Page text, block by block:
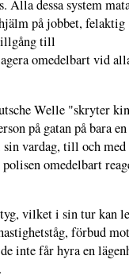
Alla dessa system
på jobbet, felaktig
till
omedelbart vid
Welle "skryter
på gatan på bara en
vardag, till och med
omedelbart
vilket i sin tur kan
förbud
inte får hyra en